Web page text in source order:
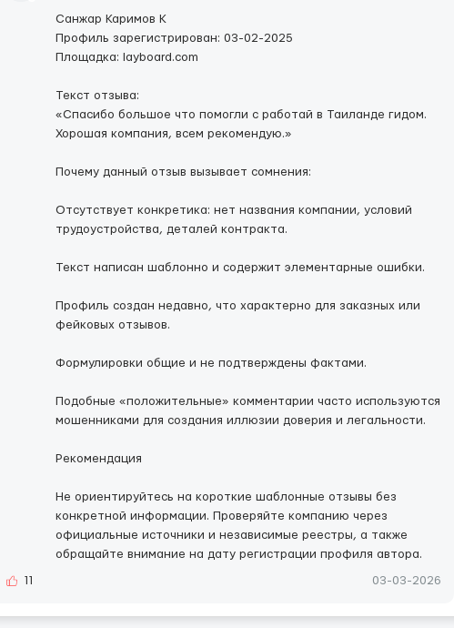
Санжар Каримов K
Профиль зарегистрирован: 03-02-2025
Площадка: layboard.com
Текст отзыва:
«Спасибо большое что помогли с работай в Таиланде гидом.
Хорошая компания, всем рекомендую.»
Почему данный отзыв вызывает сомнения:
Отсутствует конкретика: нет названия компании, условий
трудоустройства, деталей контракта.
Текст написан шаблонно и содержит элементарные ошибки.
Профиль создан недавно, что характерно для заказных или
фейковых отзывов.
Формулировки общие и не подтверждены фактами.
Подобные «положительные» комментарии часто используются
мошенниками для создания иллюзии доверия и легальности.
Рекомендация
Не ориентируйтесь на короткие шаблонные отзывы без
конкретной информации. Проверяйте компанию через
официальные источники и независимые реестры, а также
обращайте внимание на дату регистрации профиля автора.
11 03-03-2026